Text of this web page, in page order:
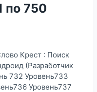
по 750
Крест : Поиск
(Разработчик
732 Уровень733
Уровень737